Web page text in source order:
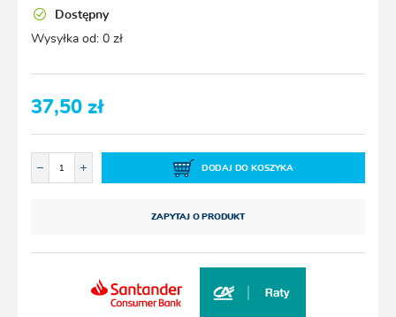
Dostępny
Wysyłka od: 0 zł
37,50 zł
DODAJ DO KOSZYKA
ZAPYTAJ O PRODUKT